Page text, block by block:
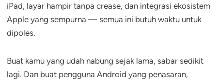
iPad, layar hampir tanpa crease, dan integrasi ekosistem
Apple yang sempurna — semua ini butuh waktu untuk
dipoles.
Buat kamu yang udah nabung sejak lama, sabar sedikit
lagi. Dan buat pengguna Android yang penasaran,